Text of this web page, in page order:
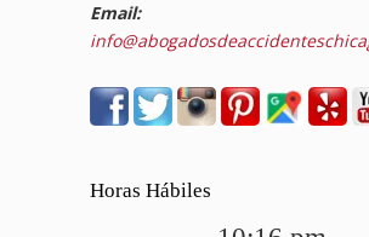
Email:
Horas Hábiles